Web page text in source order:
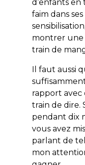
d’enfants
faim dans
montrer une
train de
Il faut aussi
rapport avec
train de dire.
pendant dix
vous avez
parlant de
mon